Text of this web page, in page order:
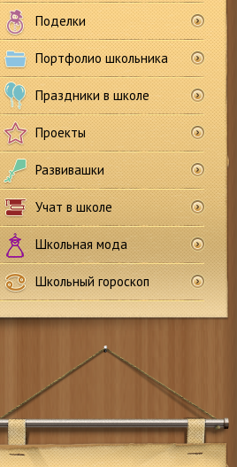
Поделки
Портфолио школьника
Праздники в школе
Проекты
Развивашки
Учат в школе
Школьная мода
Школьный гороскоп